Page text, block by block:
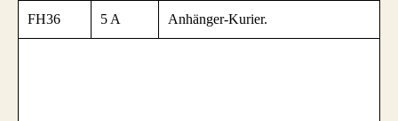
FH36 5 A Anhänger-Kurier.